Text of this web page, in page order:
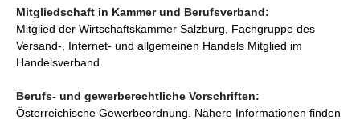
Mitgliedschaft in Kammer und Berufsverband:
Mitglied der Wirtschaftskammer Salzburg, Fachgruppe des
Versand-, Internet- und allgemeinen Handels Mitglied im
Handelsverband
Berufs- und gewerberechtliche Vorschriften:
Österreichische Gewerbeordnung. Nähere Informationen finden